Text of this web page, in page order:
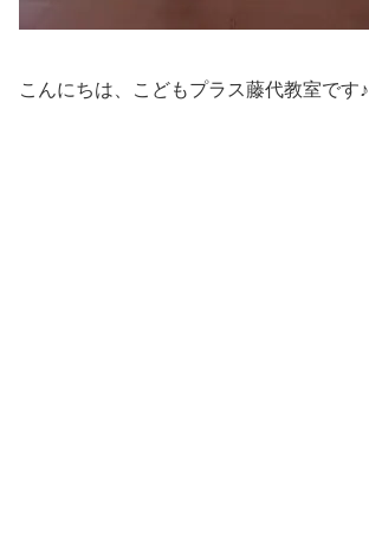
こんにちは、こどもプラス藤代教室です♪